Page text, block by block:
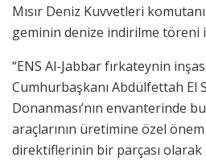
Mısır Deniz Kuvvetleri
geminin denize indirilme töreni
“ENS Al-Jabbar fırkateynin
Cumhurbaşkanı Abdülfettah El
Donanması’nın envanterinde
araçlarının üretimine özel
direktiflerinin bir parçası olarak